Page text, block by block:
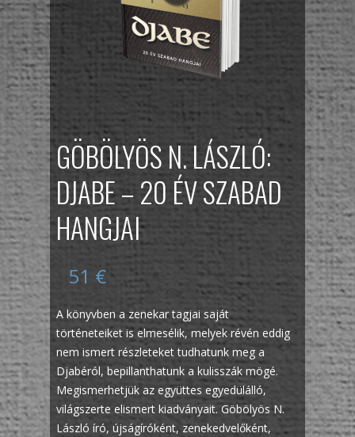
GÖBÖLYÖS N. LÁSZLÓ:
DJABE – 20 ÉV SZABAD
HANGJAI
51 €
A könyvben a zenekar tagjai saját
történeteiket is elmesélik, melyek révén eddig
nem ismert részleteket tudhatunk meg a
Djabéról, bepillanthatunk a kulisszák mögé.
Megismerhetjük az együttes egyedülálló,
világszerte elismert kiadványait. Göbölyös N.
László író, újságíróként, zenekedvelőként,